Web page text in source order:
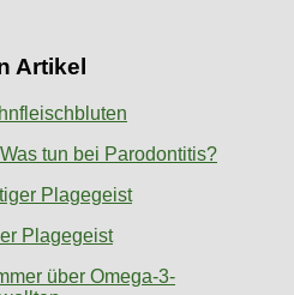
Artikel
tun bei Parodontitis?
Plagegeist